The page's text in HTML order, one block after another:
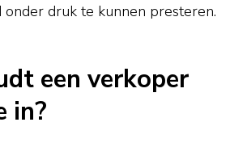
onder druk te kunnen presteren.
een verkoper
in?